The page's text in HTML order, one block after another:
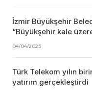
İzmir Büyükşehir
“Büyükşehir kale
04/04/2025
Türk Telekom yılın
yatırım gerçekleştirdi